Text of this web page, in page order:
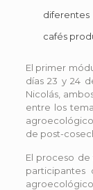
cafés
El primer
días 23 y 24
Nicolás,
entre los
de post-
El proceso
participantes